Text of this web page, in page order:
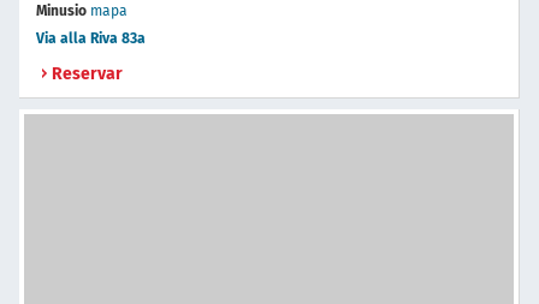
Minusio mapa
Via alla Riva 83a
Reservar